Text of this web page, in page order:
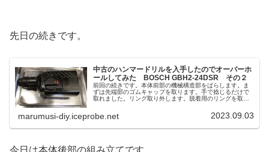
先日の続きです。
中古のハンマードリルを入手したのでオーバーホ
ールしてみた BOSCH GBH2-24DSR その２
前回の続きです。本体前部の機械構造部をばらします。ま
ずは先端部のゴムキャップを取ります。手で捻じるだけで
取れました。リング取り外します。脱着用のリングを取っ
marumusi-diy.iceprobe.net 2023.09.03
今日は本体後部の組み立てです。